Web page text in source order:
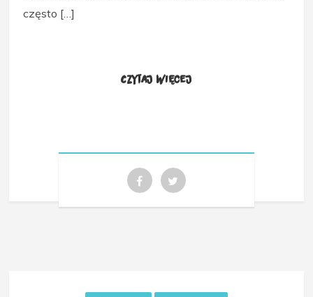
często […]
Czytaj więcej